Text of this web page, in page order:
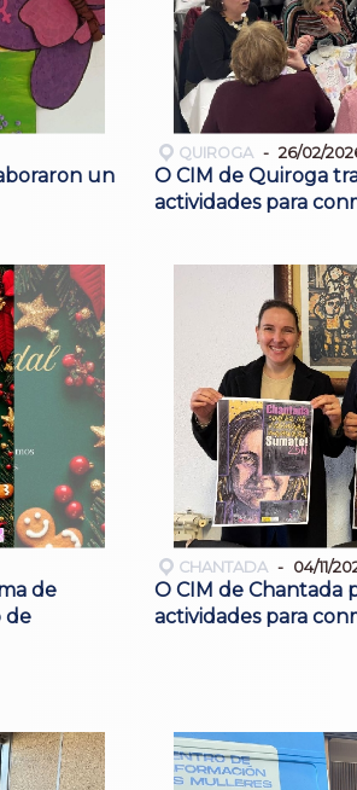
un
QUIROGA 26/02/
O CIM de Quiroga
actividades para
de
de
CHANTADA 04/11/
O CIM de Chantada
actividades para